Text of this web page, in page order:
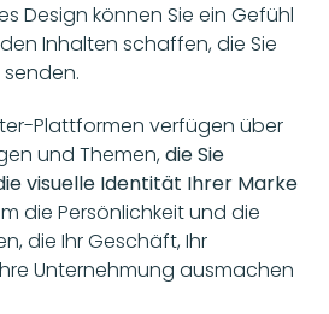
Design können Sie ein Gefühl
Inhalten schaffen, die Sie
Plattformen verfügen über
und Themen, die Sie
visuelle Identität Ihrer Marke
die Persönlichkeit und die
die Ihr Geschäft, Ihr
Unternehmung ausmachen